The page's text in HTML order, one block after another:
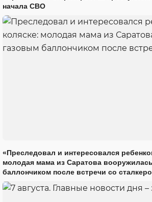
начала СВО
«Преследовал и интересовался
молодая мама из Саратова
баллончиком после встречи со